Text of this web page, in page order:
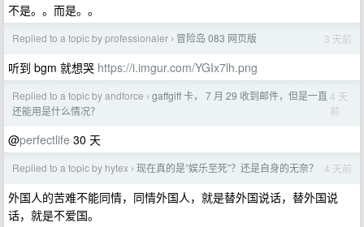
不是。。而是。。
Replied to a topic by professionaler › 冒险岛 083 网页版 3 天前
听到 bgm 就想哭 https://i.imgur.com/YGIx7lh.png
Replied to a topic by andforce › gaffgiff 卡， 7 月 29 收到邮件，但是一直
还能用是什么情况？
4 天
前
@perfectlife 30 天
Replied to a topic by hytex › 现在真的是”娱乐至死”？还是自身的无奈？ 4 天前
外国人的苦难不能同情，同情外国人，就是替外国说话，替外国说
话，就是不爱国。